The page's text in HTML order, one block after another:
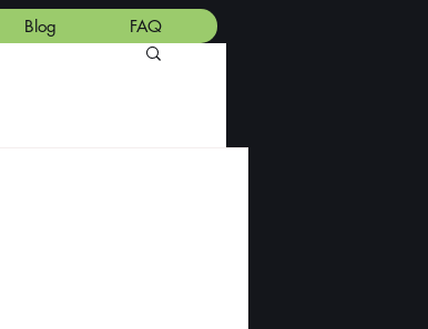
Blog FAQ